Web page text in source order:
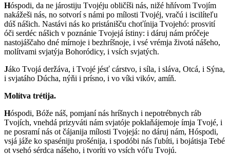
Hóspodi, da ne járostiju Tvojéju obličíši nás, nižé hňívom Tvojím
nakážeši nás, no sotvorí s námi po mílosti Tvojéj, vračú i iscilíteľu
dúš nášich. Nastávi nás ko pristánišču choťínija Tvojehó: prosvití
óči serdéc nášich v poznánie Tvojejá ístiny: i dáruj nám próčeje
nastojáščaho dné mírnoje i bezhríšnoje, i vsé vrémja životá nášeho,
molítvami svjatýja Bohoródicy, i vsích svjatých.
Jáko Tvojá deržáva, i Tvojé jésť cárstvo, i síla, i sláva, Otcá, i Sýna,
i svjatáho Dúcha, nýňi i prísno, i vo víki vikóv, amíň.
Molítva trétija.
Hóspodi, Bóže náš, pomjaní nás hríšnych i nepotrébnych ráb
Tvojích, vnehdá prizyváti nám svjatóje poklaňájemoje ímja Tvojé, i
ne posramí nás ot čájanija mílosti Tvojejá: no dáruj nám, Hóspodi,
vsjá jáže ko spaséniju prošénija, i spodóbi nás ľubíti, i bojátisja Tebé
ot vsehó sérdca nášeho, i tvoríti vo vsích vóľu Tvojú.